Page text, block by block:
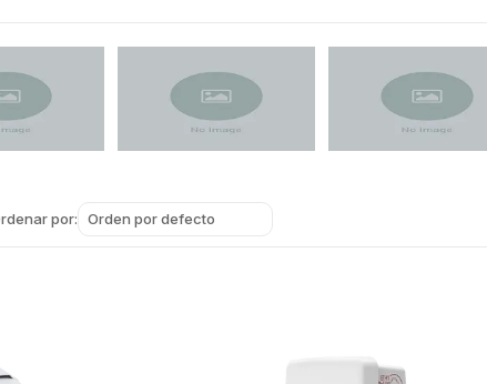
por: Orden por defecto